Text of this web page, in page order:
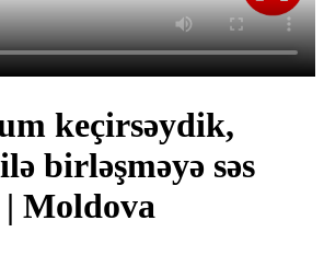
keçirsəydik,
birləşməyə səs
Moldova